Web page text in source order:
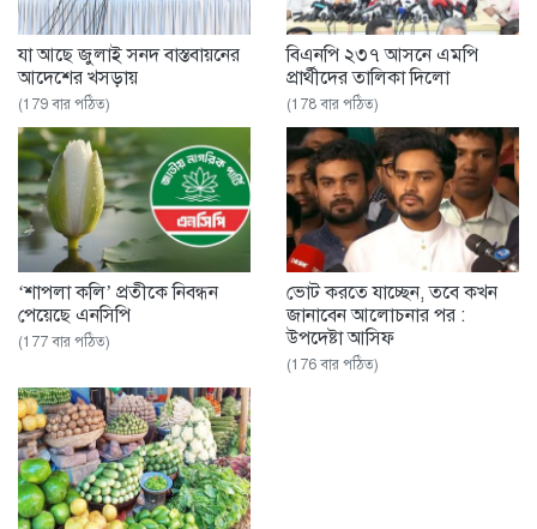
যা আছে জুলাই সনদ বাস্তবায়নের
আদেশের খসড়ায়
(179 বার পঠিত)
বিএনপি ২৩৭ আসনে এমপি
প্রার্থীদের তালিকা দিলো
(178 বার পঠিত)
‘শাপলা কলি’ প্রতীকে নিবন্ধন
পেয়েছে এনসিপি ‌
(177 বার পঠিত)
ভোট করতে যাচ্ছেন, তবে কখন
জানাবেন আলোচনার পর :
উপদেষ্টা আসিফ
(176 বার পঠিত)